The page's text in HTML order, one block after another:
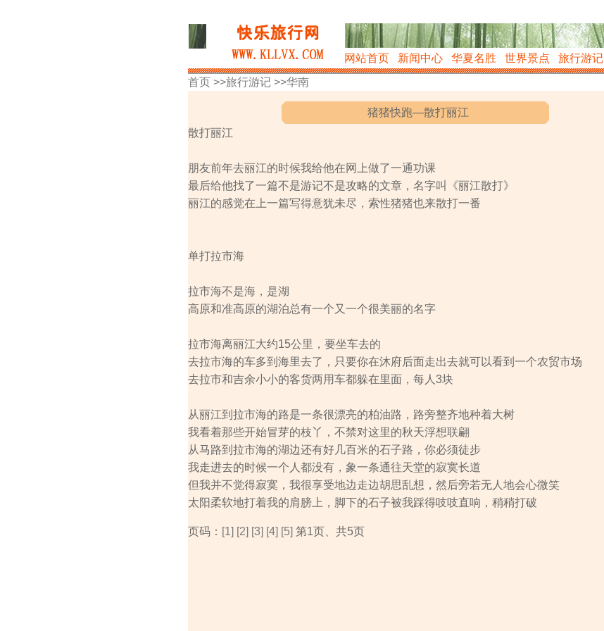
网站首页 新闻中心 华夏名胜 世界景点 旅行游记
首页 >>旅行游记 >>华南
猪猪快跑—散打丽江
散打丽江
朋友前年去丽江的时候我给他在网上做了一通功课
最后给他找了一篇不是游记不是攻略的文章，名字叫《丽江散打》
丽江的感觉在上一篇写得意犹未尽，索性猪猪也来散打一番
单打拉市海
拉市海不是海，是湖
高原和准高原的湖泊总有一个又一个很美丽的名字
拉市海离丽江大约15公里，要坐车去的
去拉市海的车多到海里去了，只要你在沐府后面走出去就可以看到一个农贸市场
去拉市和吉余小小的客货两用车都躲在里面，每人3块
从丽江到拉市海的路是一条很漂亮的柏油路，路旁整齐地种着大树
我看着那些开始冒芽的枝丫，不禁对这里的秋天浮想联翩
从马路到拉市海的湖边还有好几百米的石子路，你必须徒步
我走进去的时候一个人都没有，象一条通往天堂的寂寞长道
但我并不觉得寂寞，我很享受地边走边胡思乱想，然后旁若无人地会心微笑
太阳柔软地打着我的肩膀上，脚下的石子被我踩得吱吱直响，稍稍打破
页码： [1] [2] [3] [4] [5] 第1页、共5页